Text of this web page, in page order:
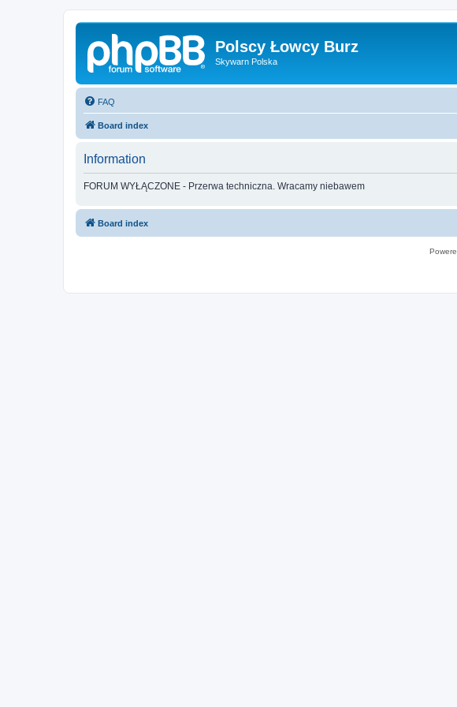
Polscy Łowcy Burz
Skywarn Polska
FAQ
Board index
Information
FORUM WYŁĄCZONE - Przerwa techniczna. Wracamy niebawem
Board index